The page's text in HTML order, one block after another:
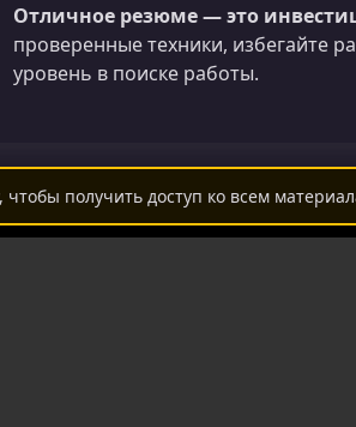
Отличное резюме — это
проверенные техники, избегайте
уровень в поиске работы.
получить доступ ко всем